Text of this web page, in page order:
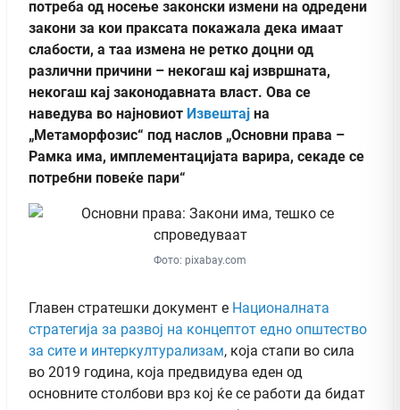
потреба од носење законски измени на одредени
закони за кои праксата покажала дека имаат
слабости, а таа измена не ретко доцни од
различни причини – некогаш кај извршната,
некогаш кај законодавната власт. Ова се
наведува во најновиот Извештај на
„Метаморфозис“ под наслов „Основни права –
Рамка има, имплементацијата варира, секаде се
потребни повеќе пари“
Фото: pixabay.com
Главен стратешки документ е Националната
стратегија за развој на концептот едно општество
за сите и интеркултурализам, која стапи во сила
во 2019 година, која предвидува еден од
основните столбови врз кој ќе се работи да бидат